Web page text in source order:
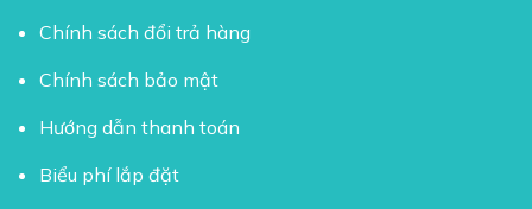
Chính sách đổi trả hàng
Chính sách bảo mật
Hướng dẫn thanh toán
Biểu phí lắp đặt